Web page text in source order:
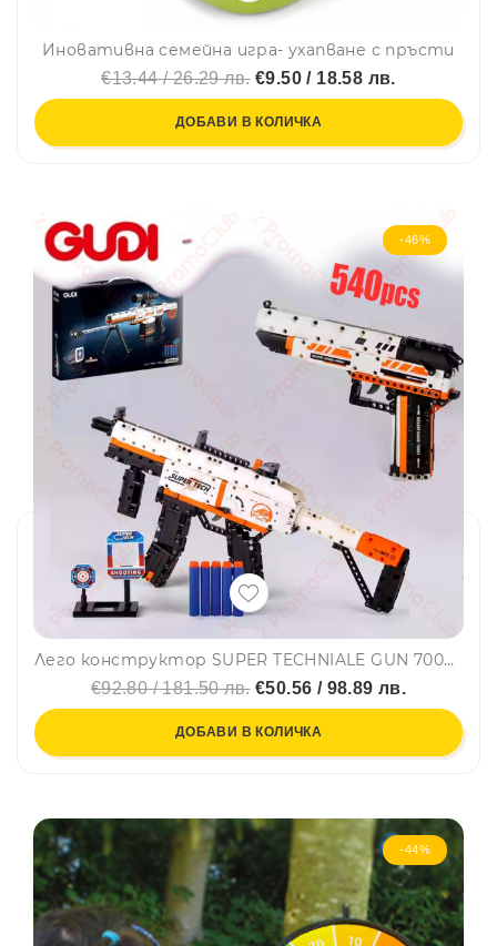
Иновативна семейна игра- ухапване с пръсти
€13.44 / 26.29 лв.€9.50 / 18.58 лв.
ДОБАВИ В КОЛИЧКА
-46%
Лего конструктор SUPER TECHNIALE GUN 70003- 540 части, GUDI, 6+
€92.80 / 181.50 лв.€50.56 / 98.89 лв.
ДОБАВИ В КОЛИЧКА
-44%